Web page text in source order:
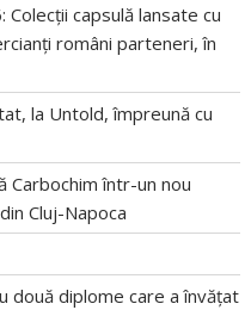
capsulă lansate cu
români parteneri, în
la Untold, împreună cu
Carbochim într-un nou
Cluj-Napoca
două diplome care a învățat